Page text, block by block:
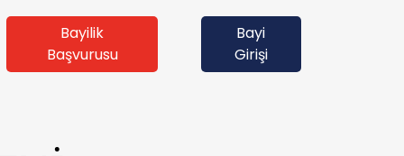
Bayilik
Başvurusu
Bayi
Girişi